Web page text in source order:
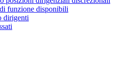
funzione disponibili
dirigenti